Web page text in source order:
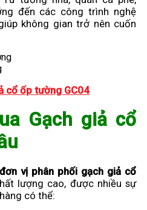
đến các công trình nghệ
không gian trở nên cuốn
cổ ốp tường GC04
Gạch giả cổ
đơn vị phân phối gạch giả cổ
lượng cao, được nhiều sự
có thể: